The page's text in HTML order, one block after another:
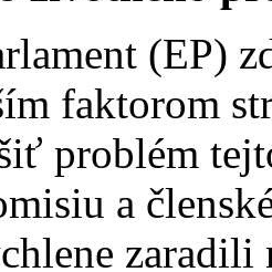
(EP)
faktorom
problém
a